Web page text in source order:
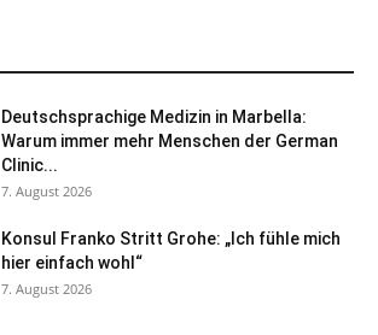
Deutschsprachige Medizin in Marbella:
Warum immer mehr Menschen der German
Clinic...
7. August 2026
Konsul Franko Stritt Grohe: „Ich fühle mich
hier einfach wohl“
7. August 2026